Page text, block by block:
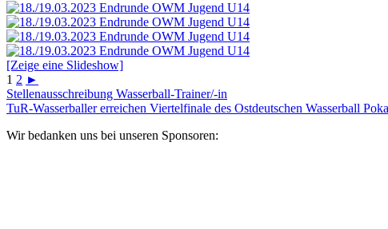
[Zeige eine Slideshow]
1 2 ►
Stellenausschreibung Wasserball-Trainer/-in
TuR-Wasserballer erreichen Viertelfinale des Ostdeutschen Wasserball
Wir bedanken uns bei unseren Sponsoren: